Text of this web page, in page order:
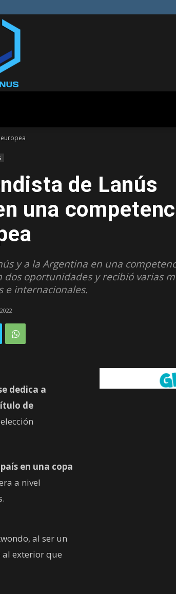
de Lanús
una
y a la Argentina en una
oportunidades y recibió varias
e internacionales.
dedica a
de
en una copa
a nivel
al ser un
exterior que